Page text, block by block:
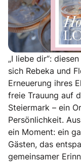
„I liebe dir“:
sich Rebeka und
Erneuerung ihres
freie Trauung auf
Steiermark – ein
Persönlichkeit.
ein Moment: ein
Gästen, das
gemeinsamer